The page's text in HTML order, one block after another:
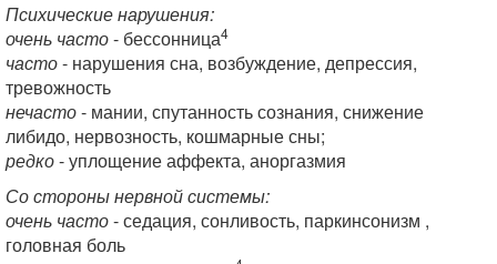
Психические нарушения:
очень часто- бессонница4
часто- нарушения сна, возбуждение, депрессия,
тревожность
нечасто- мании, спутанность сознания, снижение
либидо, нервозность, кошмарные сны;
редко- уплощение аффекта, аноргазмия
Со стороны нервной системы:
очень часто- седация, сонливость, паркинсонизм ,
головная боль